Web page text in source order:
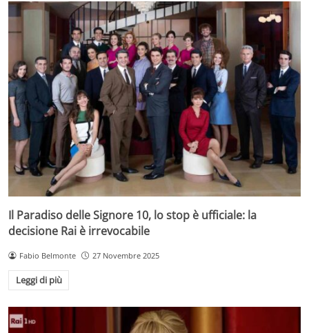
Il Paradiso delle Signore 10, lo stop è ufficiale: la
decisione Rai è irrevocabile
Fabio Belmonte 27 Novembre 2025
Leggi di più